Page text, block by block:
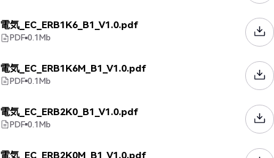
電気_EC_ERB1K6_B1_V1.0.pdf
PDF 0.1Mb
電気_EC_ERB1K6M_B1_V1.0.pdf
PDF 0.1Mb
電気_EC_ERB2K0_B1_V1.0.pdf
PDF 0.1Mb
電気_EC_ERB2K0M_B1_V1.0.pdf